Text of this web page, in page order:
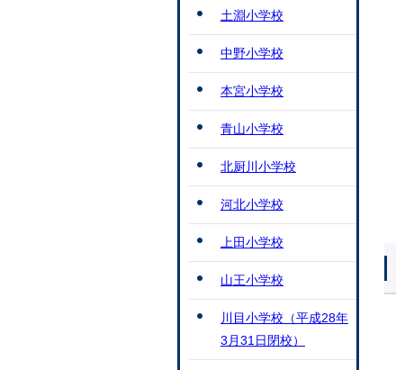
土淵小学校
中野小学校
本宮小学校
青山小学校
北厨川小学校
河北小学校
上田小学校
山王小学校
川目小学校（平成28年
3月31日閉校）